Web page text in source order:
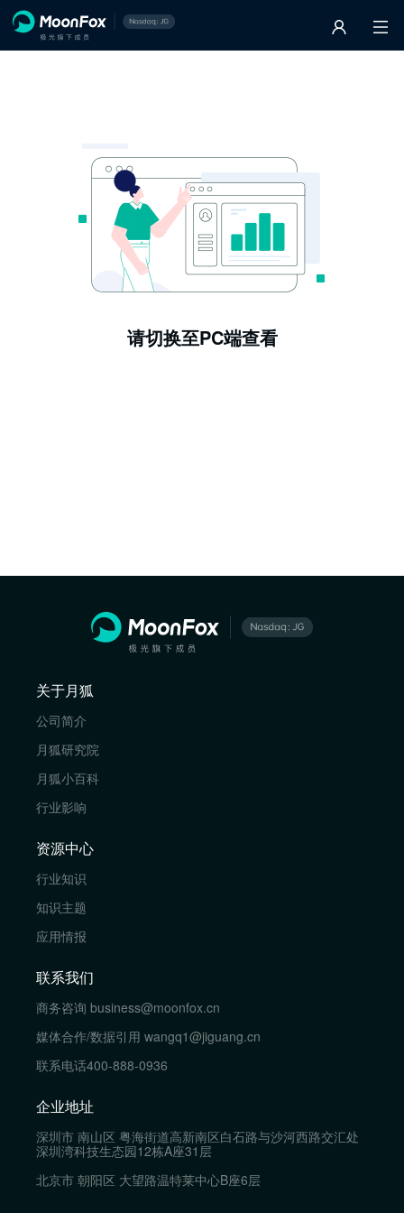
请切换至PC端查看
关于月狐
公司简介
月狐研究院
月狐小百科
行业影响
资源中心
行业知识
知识主题
应用情报
联系我们
商务咨询 business@moonfox.cn
媒体合作/数据引用 wangq1@jiguang.cn
联系电话400-888-0936
企业地址
深圳市 南山区 粤海街道高新南区白石路与沙河西路交汇处
深圳湾科技生态园12栋A座31层
北京市 朝阳区 大望路温特莱中心B座6层